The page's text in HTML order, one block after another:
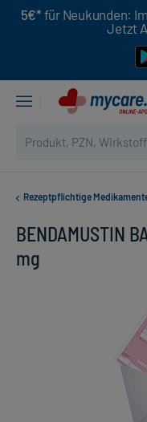
5€* für Neukunden:
Jetzt
Rezeptpflichtige
BENDAMUSTIN
mg